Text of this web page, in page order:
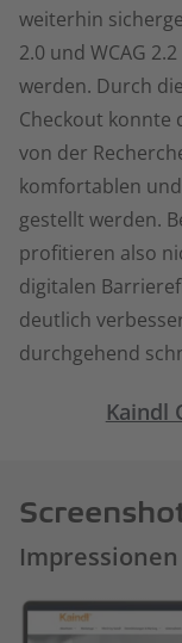
weiterhin
2.0 und WCAG
werden. Durch
Checkout konnte
von der
komfortablen
gestellt werden.
profitieren also
digitalen
deutlich
durchgehend
Kaindl